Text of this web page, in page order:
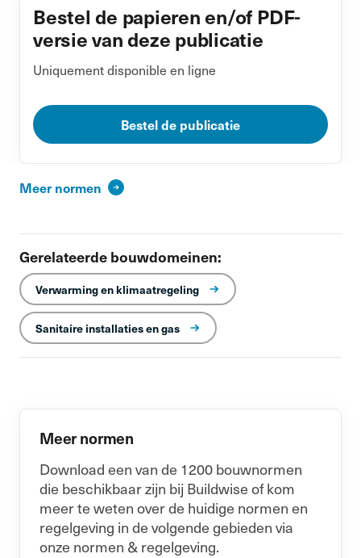
Bestel de papieren en/of PDF-
versie van deze publicatie
Uniquement disponible en ligne
Bestel de publicatie
Meer normen
Gerelateerde bouwdomeinen:
Verwarming en klimaatregeling
Sanitaire installaties en gas
Meer normen
Download een van de 1200 bouwnormen
die beschikbaar zijn bij Buildwise of kom
meer te weten over de huidige normen en
regelgeving in de volgende gebieden via
onze normen & regelgeving.